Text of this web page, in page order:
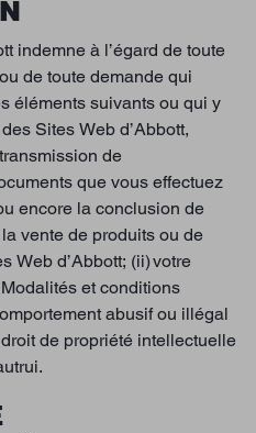
indemne à l’égard de toute
de toute demande qui
éléments suivants ou qui y
Sites Web d’Abbott,
de
que vous effectuez
encore la conclusion de
la vente de produits ou de
Web d’Abbott; (ii) votre
et conditions
abusif ou illégal
de propriété intellectuelle